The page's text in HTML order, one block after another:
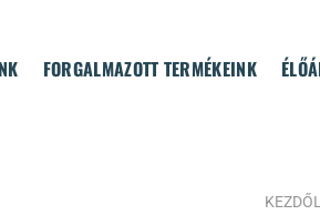
FORGALMAZOTT TERMÉKEINK